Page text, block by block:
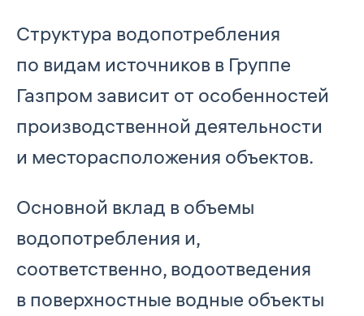
Структура водопотребления
по видам источников в Группе
Газпром зависит от особенностей
производственной деятельности
и месторасположения объектов.
Основной вклад в объемы
водопотребления и,
соответственно, водоотведения
в поверхностные водные объекты